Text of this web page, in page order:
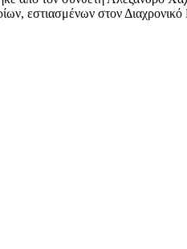
εστιασμένων στον